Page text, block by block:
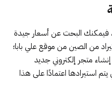
فيمكنك البحث عن أسعار جيدة
من الصين من موقع علي بابا؛
متجر إلكتروني جديد
استيرادها اعتمادًا على هذا